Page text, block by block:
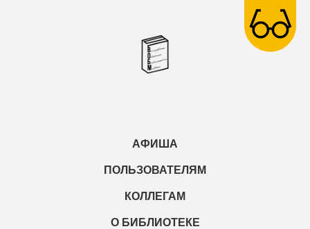
АФИША
ПОЛЬЗОВАТЕЛЯМ
КОЛЛЕГАМ
О БИБЛИОТЕКЕ